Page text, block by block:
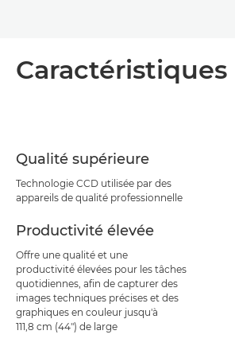
Caractéristiques
Qualité supérieure
Technologie CCD utilisée par des
appareils de qualité professionnelle
Productivité élevée
Offre une qualité et une
productivité élevées pour les tâches
quotidiennes, afin de capturer des
images techniques précises et des
graphiques en couleur jusqu'à
111,8 cm (44") de large